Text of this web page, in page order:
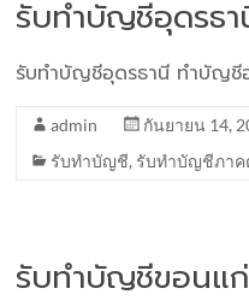
รับทำบัญชีอุดรธา
รับทำบัญชีอุดรธานี ทำบัญชี
admin
กันยายน 14,
รับทำบัญชี, รับทำบัญชีภาค
รับทำบัญชีขอนแ